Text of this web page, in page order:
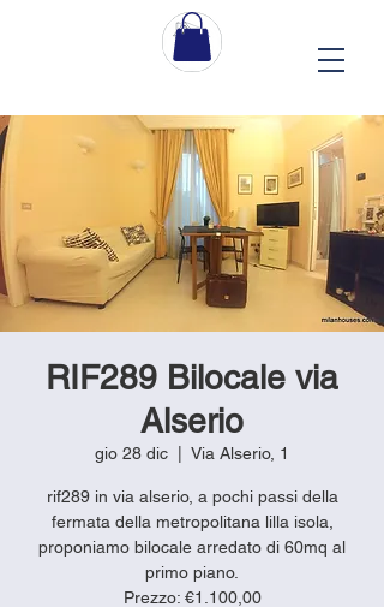
RIF289 Bilocale via
Alserio
gio 28 dic Via Alserio, 1
rif289 in via alserio, a pochi passi della
fermata della metropolitana lilla isola,
proponiamo bilocale arredato di 60mq al
primo piano.
Prezzo: €1.100,00